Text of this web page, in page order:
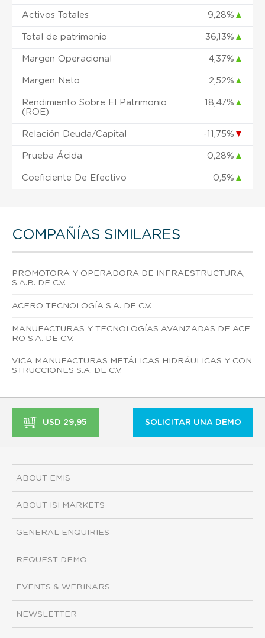
Activos Totales 9,28% ▲
Total de patrimonio 36,13% ▲
Margen Operacional 4,37% ▲
Margen Neto 2,52% ▲
Rendimiento Sobre El Patrimonio
(ROE)
18,47% ▲
Relación Deuda/Capital -11,75% ▼
Prueba Ácida 0,28% ▲
Coeficiente De Efectivo 0,5% ▲
COMPAÑÍAS SIMILARES
PROMOTORA Y OPERADORA DE INFRAESTRUCTURA,
S.A.B. DE C.V.
ACERO TECNOLOGÍA S.A. DE C.V.
MANUFACTURAS Y TECNOLOGÍAS AVANZADAS DE ACE
RO S.A. DE C.V.
VICA MANUFACTURAS METÁLICAS HIDRÁULICAS Y CON
STRUCCIONES S.A. DE C.V.
USD 29,95 SOLICITAR UNA DEMO
ABOUT EMIS
ABOUT ISI MARKETS
GENERAL ENQUIRIES
REQUEST DEMO
EVENTS & WEBINARS
NEWSLETTER